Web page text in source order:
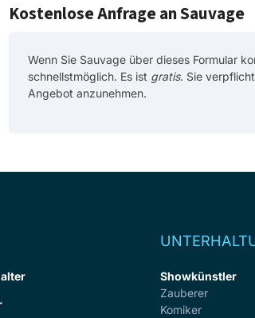
Kostenlose Anfrage an Sauvage
Wenn Sie Sauvage über dieses Formular
schnellstmöglich. Es ist gratis. Sie
Angebot anzunehmen.
Showkünstler
Zauberer
Komiker